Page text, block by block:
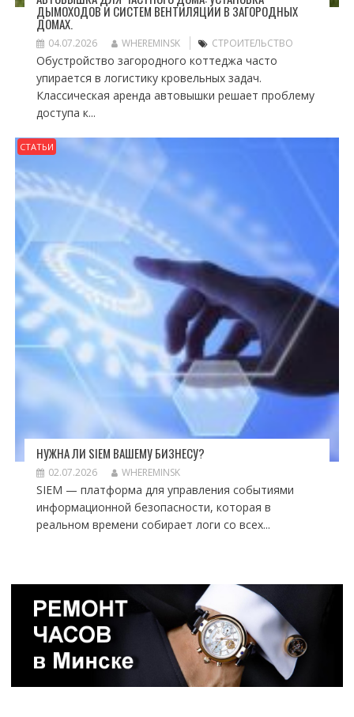
ДЫМОХОДОВ И СИСТЕМ ВЕНТИЛЯЦИИ В ЗАГОРОДНЫХ
ДОМАХ.
04.07.2026 WHEREMINSK СТРОИТЕЛЬСТВО
Обустройство загородного коттеджа часто
упирается в логистику кровельных задач.
Классическая аренда автовышки решает проблему
доступа к...
СТАТЬИ
НУЖНА ЛИ SIEM ВАШЕМУ БИЗНЕСУ?
02.07.2026 WHEREMINSK
SIEM — платформа для управления событиями
информационной безопасности, которая в
реальном времени собирает логи со всех...